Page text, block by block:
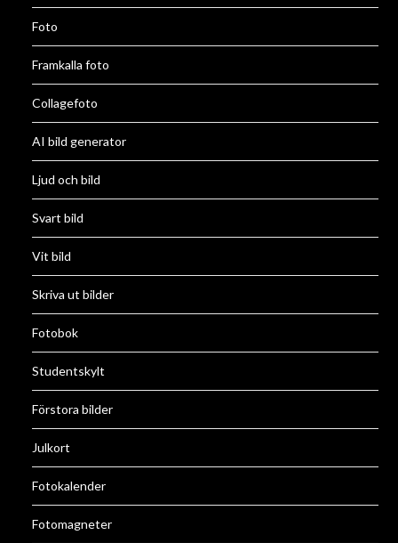
Foto
Framkalla foto
Collagefoto
AI bild generator
Ljud och bild
Svart bild
Vit bild
Skriva ut bilder
Fotobok
Studentskylt
Förstora bilder
Julkort
Fotokalender
Fotomagneter